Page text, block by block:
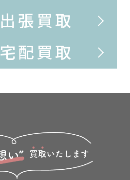
出張買取
宅配買取